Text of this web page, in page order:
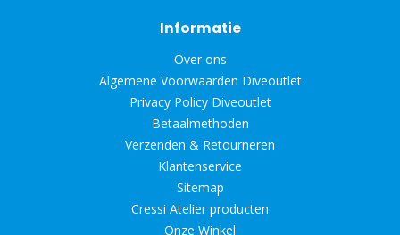
Informatie
Over ons
Algemene Voorwaarden Diveoutlet
Privacy Policy Diveoutlet
Betaalmethoden
Verzenden & Retourneren
Klantenservice
Sitemap
Cressi Atelier producten
Onze Winkel